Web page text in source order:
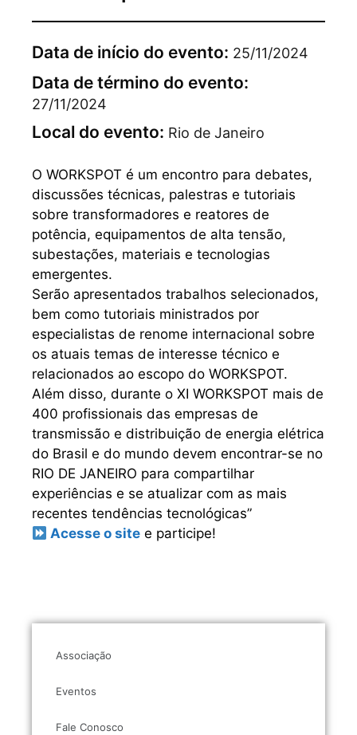
Data de início do evento: 25/11/2024
Data de término do evento:
27/11/2024
Local do evento: Rio de Janeiro
O WORKSPOT é um encontro para debates,
discussões técnicas, palestras e tutoriais
sobre transformadores e reatores de
potência, equipamentos de alta tensão,
subestações, materiais e tecnologias
emergentes.
Serão apresentados trabalhos selecionados,
bem como tutoriais ministrados por
especialistas de renome internacional sobre
os atuais temas de interesse técnico e
relacionados ao escopo do WORKSPOT.
Além disso, durante o XI WORKSPOT mais de
400 profissionais das empresas de
transmissão e distribuição de energia elétrica
do Brasil e do mundo devem encontrar-se no
RIO DE JANEIRO para compartilhar
experiências e se atualizar com as mais
recentes tendências tecnológicas”
Acesse o site e participe!
Associação
Eventos
Fale Conosco